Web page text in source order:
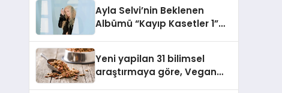
Ayla Selvi’nin Beklenen
Albümü “Kayıp Kasetler 1”
Yeni yapilan 31 bilimsel
araştırmaya göre, Vegan